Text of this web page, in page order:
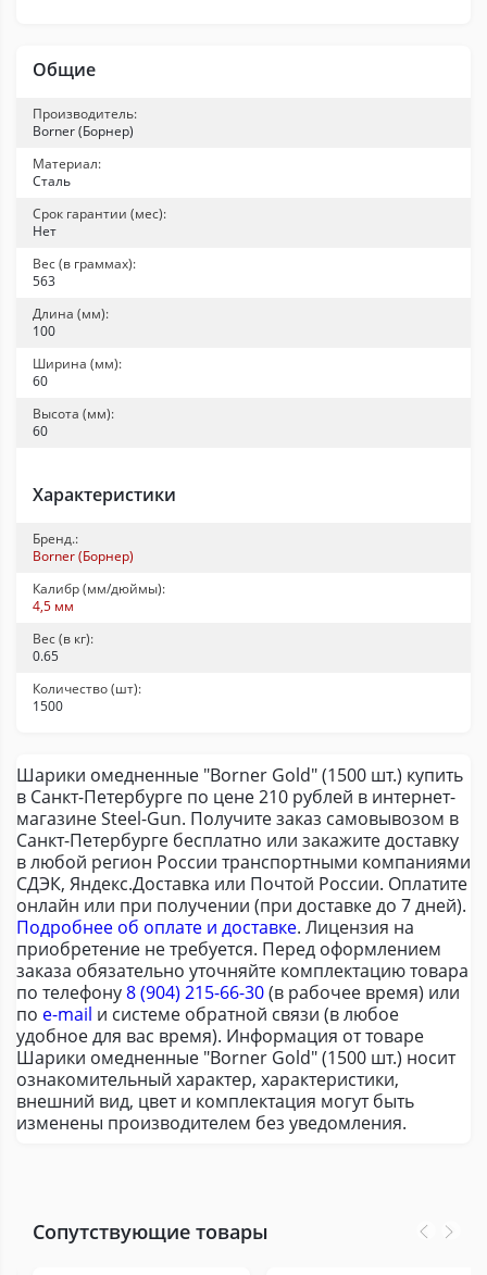
Общие
Производитель:
Borner (Борнер)
Материал:
Сталь
Срок гарантии (мес):
Нет
Вес (в граммах):
563
Длина (мм):
100
Ширина (мм):
60
Высота (мм):
60
Характеристики
Бренд.:
Borner (Борнер)
Калибр (мм/дюймы):
4,5 мм
Вес (в кг):
0.65
Количество (шт):
1500
Шарики омедненные "Borner Gold" (1500 шт.) купить
в Санкт-Петербурге по цене 210 рублей в интернет-
магазине Steel-Gun. Получите заказ самовывозом в
Санкт-Петербурге бесплатно или закажите доставку
в любой регион России транспортными компаниями
СДЭК, Яндекс.Доставка или Почтой России. Оплатите
онлайн или при получении (при доставке до 7 дней).
Подробнее об оплате и доставке. Лицензия на
приобретение не требуется. Перед оформлением
заказа обязательно уточняйте комплектацию товара
по телефону8 (904) 215-66-30(в рабочее время) или
по e-mail и системе обратной связи (в любое
удобное для вас время). Информация от товаре
Шарики омедненные "Borner Gold" (1500 шт.) носит
ознакомительный характер, характеристики,
внешний вид, цвет и комплектация могут быть
изменены производителем без уведомления.
Сопутствующие товары